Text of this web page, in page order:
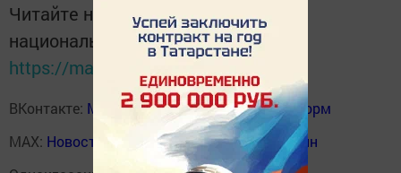
Читайте новости Татарстана в
национальном мессенджере MАХ:
https://max.ru/tatmedia
ВКонтакте: Мензелинск news - Мензеля-информ
MAX: Новости Мензелинска - Мензеля онлайн